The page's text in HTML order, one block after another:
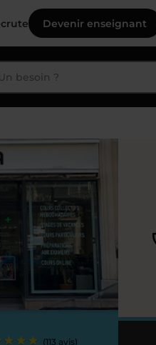
Devenir enseignant
(113 avis)